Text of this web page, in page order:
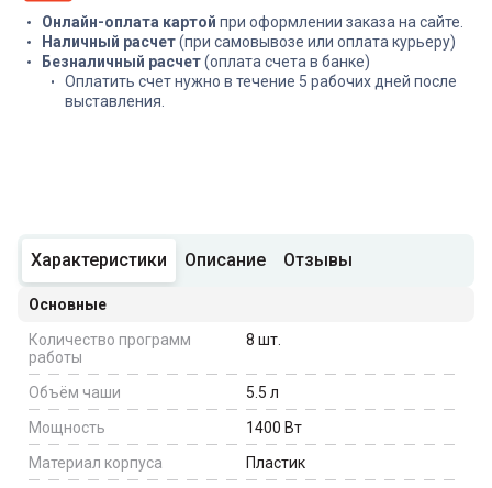
Онлайн-оплата картой при оформлении заказа на сайте.
Наличный расчет(при самовывозе или оплата курьеру)
Безналичный расчет(оплата счета в банке)
Оплатить счет нужно в течение 5 рабочих дней после
выставления.
Характеристики Описание Отзывы
Основные
Количество программ
работы
8 шт.
Объём чаши 5.5 л
Мощность
1400 Вт
Материал корпуса
Пластик